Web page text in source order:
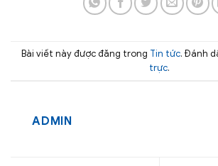
Bài viết này được đăng trong Tin tức. Đánh
trực.
ADMIN